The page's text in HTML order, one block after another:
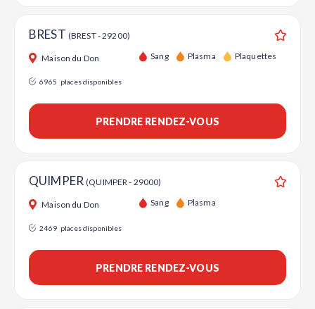
BREST (BREST - 29200)
Maison du Don Sang Plasma Plaquettes
6965 places disponibles
PRENDRE RENDEZ-VOUS
QUIMPER(QUIMPER - 29000)
Maison du Don Sang Plasma
2469 places disponibles
PRENDRE RENDEZ-VOUS